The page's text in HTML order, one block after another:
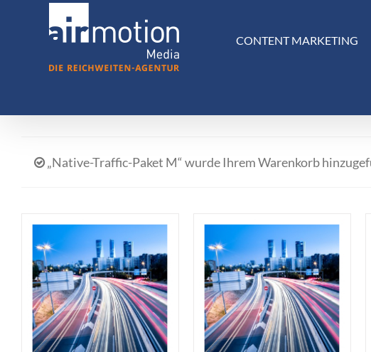
CONTENT MARKETING
„Native-Traffic-Paket M“ wurde Ihrem Warenkorb